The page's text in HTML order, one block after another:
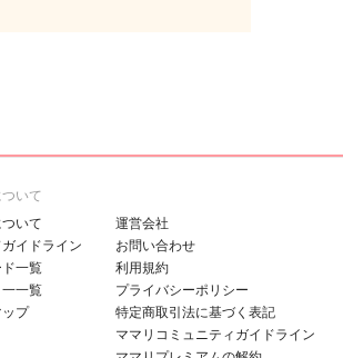
いて
いて
イドライン
一覧
一覧
プ
運営会社
お問い合わせ
利用規約
プライバシーポリシー
特定商取引法に基づく表記
ママリコミュニティガイドライン